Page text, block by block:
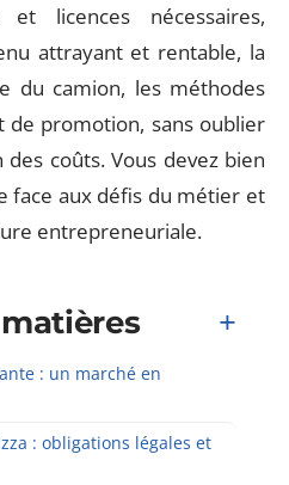
licences nécessaires,
attrayant et rentable, la
du camion, les méthodes
de promotion, sans oublier
des coûts. Vous devez bien
face aux défis du métier et
entrepreneuriale.
: un marché en
: obligations légales et